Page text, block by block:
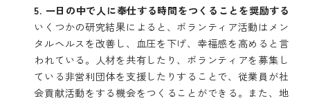
5. 一日の中で人に奉仕する時間をつくることを奨励する
いくつかの研究結果によると、ボランティア活動はメン
タルヘルスを改善し、血圧を下げ、幸福感を高めると言
われている。人材を共有したり、ボランティアを募集し
ている非営利団体を支援したりすることで、従業員が社
会貢献活動をする機会をつくることができる。また、地